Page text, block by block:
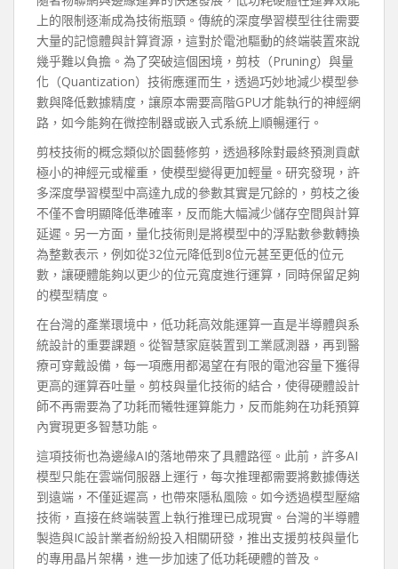
上的限制逐漸成為技術瓶頸。傳統的深度學習模型往往需要
大量的記憶體與計算資源，這對於電池驅動的終端裝置來說
幾乎難以負擔。為了突破這個困境，剪枝（Pruning）與量
化（Quantization）技術應運而生，透過巧妙地減少模型參
數與降低數據精度，讓原本需要高階GPU才能執行的神經網
路，如今能夠在微控制器或嵌入式系統上順暢運行。
剪枝技術的概念類似於園藝修剪，透過移除對最終預測貢獻
極小的神經元或權重，使模型變得更加輕量。研究發現，許
多深度學習模型中高達九成的參數其實是冗餘的，剪枝之後
不僅不會明顯降低準確率，反而能大幅減少儲存空間與計算
延遲。另一方面，量化技術則是將模型中的浮點數參數轉換
為整數表示，例如從32位元降低到8位元甚至更低的位元
數，讓硬體能夠以更少的位元寬度進行運算，同時保留足夠
的模型精度。
在台灣的產業環境中，低功耗高效能運算一直是半導體與系
統設計的重要課題。從智慧家庭裝置到工業感測器，再到醫
療可穿戴設備，每一項應用都渴望在有限的電池容量下獲得
更高的運算吞吐量。剪枝與量化技術的結合，使得硬體設計
師不再需要為了功耗而犧牲運算能力，反而能夠在功耗預算
內實現更多智慧功能。
這項技術也為邊緣AI的落地帶來了具體路徑。此前，許多AI
模型只能在雲端伺服器上運行，每次推理都需要將數據傳送
到遠端，不僅延遲高，也帶來隱私風險。如今透過模型壓縮
技術，直接在終端裝置上執行推理已成現實。台灣的半導體
製造與IC設計業者紛紛投入相關研發，推出支援剪枝與量化
的專用晶片架構，進一步加速了低功耗硬體的普及。